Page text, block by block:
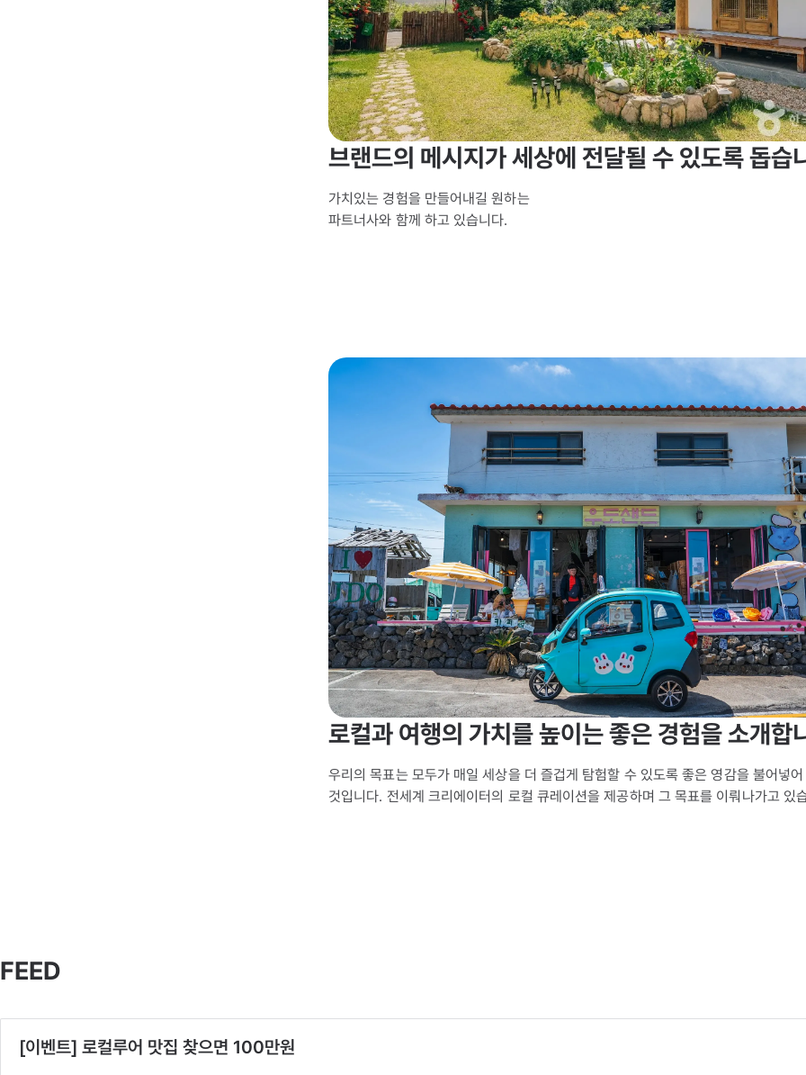
브랜드의 메시지가 세상에 전달될 수 있도록 돕습
가치있는 경험을 만들어내길 원하는
파트너사와 함께 하고 있습니다.
로컬과 여행의 가치를 높이는 좋은 경험을 소개합
우리의 목표는 모두가 매일 세상을 더 즐겁게 탐험할 수 있도록 좋은 영감을 불어넣
것입니다. 전세계 크리에이터의 로컬 큐레이션을 제공하며 그 목표를 이뤄나가고 있
FEED
[이벤트] 로컬루어 맛집 찾으면 100만원